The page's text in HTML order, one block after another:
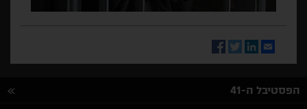
Email
LinkedIn
Twitter
Facebook
הפסטיבל ה-41